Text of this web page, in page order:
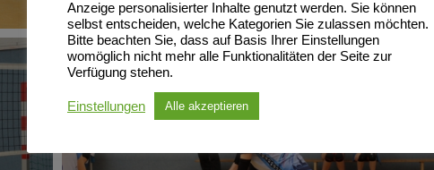
Anzeige personalisierter Inhalte genutzt werden. Sie können
selbst entscheiden, welche Kategorien Sie zulassen möchten.
Bitte beachten Sie, dass auf Basis Ihrer Einstellungen
womöglich nicht mehr alle Funktionalitäten der Seite zur
Verfügung stehen.
Einstellungen Alle akzeptieren